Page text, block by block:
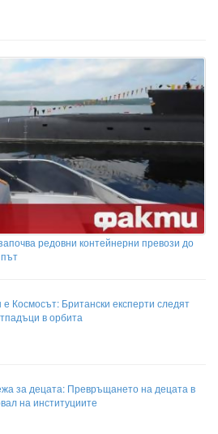
редовни контейнерни превози до
е Космосът: Британски експерти следят
в орбита
за децата: Превръщането на децата в
на институциите